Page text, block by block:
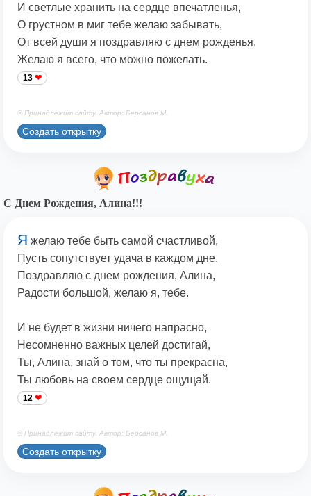
И светлые хранить на сердце впечатленья,
О грустном в миг тебе желаю забывать,
От всей души я поздравляю с днем рожденья,
Желаю я всего, что можно пожелать.
13
© Принадлежит сайту. Автор: Берсанов М.
Создать открытку
С Днем Рождения, Алина!!!
Я желаю тебе быть самой счастливой,
Пусть сопутствует удача в каждом дне,
Поздравляю с днем рождения, Алина,
Радости большой, желаю я, тебе.
И не будет в жизни ничего напрасно,
Несомненно важных целей достигай,
Ты, Алина, знай о том, что ты прекрасна,
Ты любовь на своем сердце ощущай.
12
© Принадлежит сайту. Автор: Берсанов М.
Создать открытку